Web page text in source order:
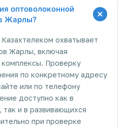
оптоволоконной
Жарлы?
охватывает
Жарлы, включая
Проверку
по конкретному адресу
или по телефону
доступно как в
так и в развивающихся
при проверке